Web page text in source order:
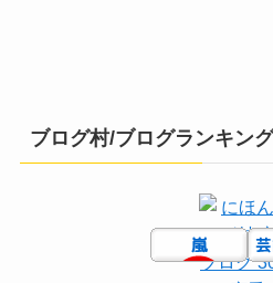
ブログ村/ブログランキン